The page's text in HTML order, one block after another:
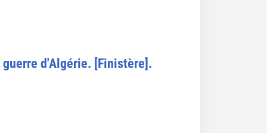
guerre d'Algérie. [Finistère].